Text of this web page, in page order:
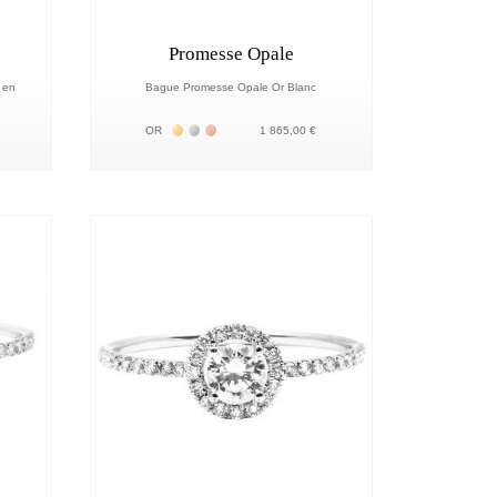
Promesse Opale
Bague Promesse Opale Or Blanc
OR Жёлтое золото 18К
Белое золото 18К
Розовое золото 18К
1 865,00 €